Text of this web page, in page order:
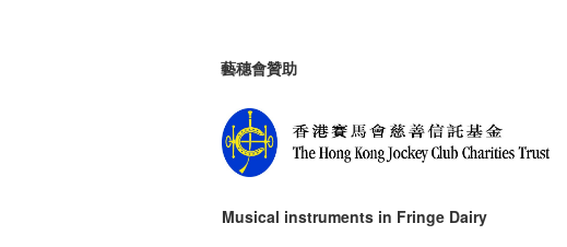
藝穗會贊助
Musical instruments in Fringe Dairy